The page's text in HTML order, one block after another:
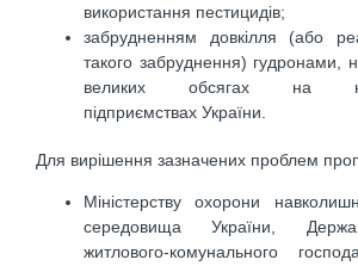
використання пестицидів;
забрудненням довкілля (або
такого забруднення) гудронами,
великих обсягах на
підприємствах України.
Для вирішення зазначених проблем
Міністерству охорони
середовища України,
житлового-комунального